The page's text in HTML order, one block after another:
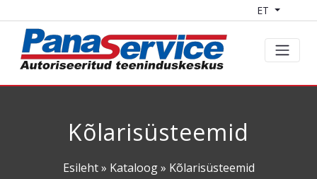
ET
Kõlarisüsteemid
Esileht» Kataloog» Kõlarisüsteemid